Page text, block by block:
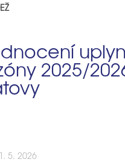
2025/
5. 2026